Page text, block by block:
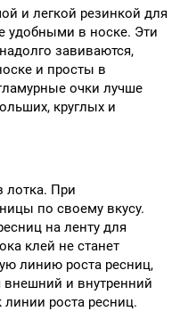
и легкой резинкой для
удобными в носке. Эти
завиваются,
и просты в
очки лучше
круглых и
лотка. При
по своему вкусу.
на ленту для
клей не станет
линию роста ресниц,
внешний и внутренний
линии роста ресниц.